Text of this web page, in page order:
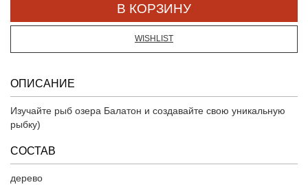
WISHLIST
ОПИСАНИЕ
Изучайте рыб озера Балатон и создавайте свою уникальную
рыбку)
СОСТАВ
дерево